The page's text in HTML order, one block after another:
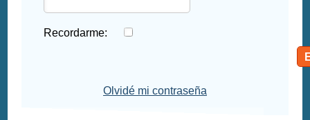
Recordarme:
Olvidé mi contraseña